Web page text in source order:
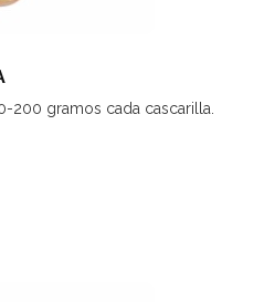
200 gramos cada cascarilla.